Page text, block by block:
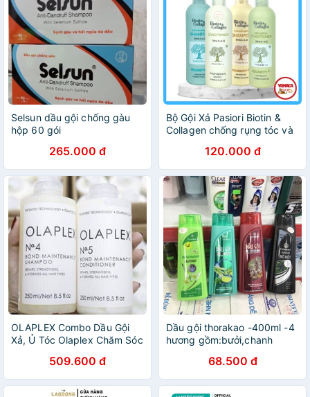
Selsun dầu gội chống gàu
hộp 60 gói
265.000 đ
Bộ Gội Xả Pasiori Biotin &
Collagen chống rụng tóc và
120.000 đ
OLAPLEX Combo Dầu Gội
Xả, Ủ Tóc Olaplex Chăm Sóc
Tóc Chuyên Nghiệp hàng
chính hãng
509.600 đ
Dầu gội thorakao -400ml -4
hương gồm:bưởi,chanh
68.500 đ